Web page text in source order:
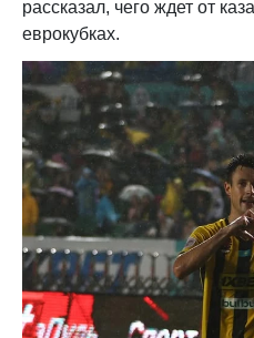
рассказал, чего ждет от
еврокубках.